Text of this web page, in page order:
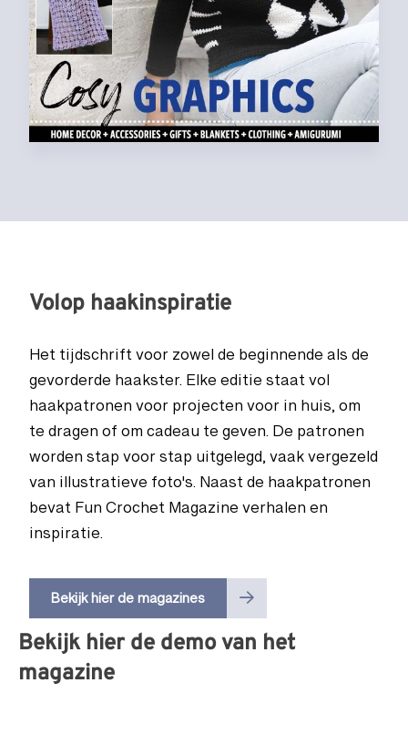
Volop haakinspiratie
Het tijdschrift voor zowel de beginnende als de
gevorderde haakster. Elke editie staat vol
haakpatronen voor projecten voor in huis, om
te dragen of om cadeau te geven. De patronen
worden stap voor stap uitgelegd, vaak vergezeld
van illustratieve foto's. Naast de haakpatronen
bevat Fun Crochet Magazine verhalen en
inspiratie.
Bekijk hier de magazines
Bekijk hier de demo van het
magazine